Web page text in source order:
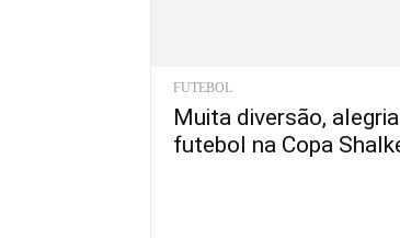
FUTEBOL
Muita diversão,
futebol na Copa